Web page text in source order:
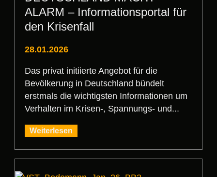
ALARM – Informationsportal für
den Krisenfall
28.01.2026
Das privat initiierte Angebot für die
Bevölkerung in Deutschland bündelt
erstmals die wichtigsten Informationen um
Verhalten im Krisen-, Spannungs- und...
Weiterlesen